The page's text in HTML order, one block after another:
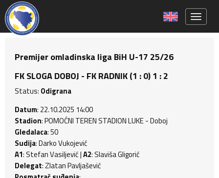
Premijer omladinska liga BiH U-17 25/26
FK SLOGA DOBOJ - FK RADNIK (1 : 0) 1 : 2
Status: Odigrana
Datum: 22.10.2025 14:00
Stadion: POMOĆNI TEREN STADION LUKE - Doboj
Gledalaca: 50
Sudija: Darko Vukojević
A1: Stefan Vasiljević |A2: Slaviša Gligorić
Delegat: Zlatan Pavljašević